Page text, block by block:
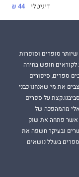
דיגיטלי 44 ₪
סופרים וסופרות
חופש בחירה
ספרים, סיפורים
את מי שאנחנו כבני
על ספרים
מהמהפכה של
אשר פתחה את שוק
ובעיקר חשפה את
בשלל נושאים